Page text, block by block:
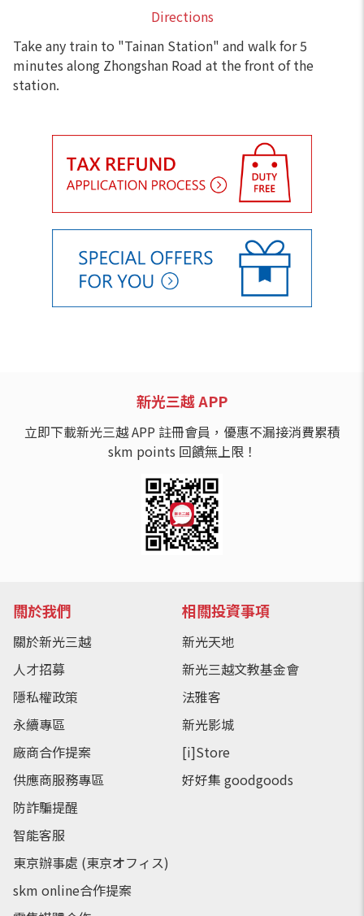
Directions
Take any train to "Tainan Station" and walk for 5
minutes along Zhongshan Road at the front of the
station.
新光三越 APP
立即下載新光三越 APP 註冊會員，優惠不漏接消費累積
skm points 回饋無上限！
關於我們
關於新光三越
人才招募
隱私權政策
永續專區
廠商合作提案
供應商服務專區
防詐騙提醒
智能客服
東京辦事處 (東京オフィス)
skm online合作提案
相關投資事項
新光天地
新光三越文教基金會
法雅客
新光影城
[i]Store
好好集 goodgoods